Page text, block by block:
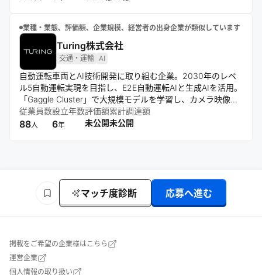
業種・業態、評価額、企業規模、経営者の出身企業が類似しています
Turing株式会社
交通・運輸 AI
自動運転車両とAI技術開発に取り組む企業。2030年のレベ
ル5自動運転実現を目指し、E2E自動運転AIと生成AIを活用。
「Gaggle Cluster」で大規模モデルを学習し、カメラ映像か
ら直接運転指示を出力する技術を開発している。
従業員数
88人
設立年数
6年
評価額
未公開
累計調達額
未公開
マッチ度診断 応募へ進む
掲載をご希望の企業様はこちら
運営企業
個人情報の取り扱い